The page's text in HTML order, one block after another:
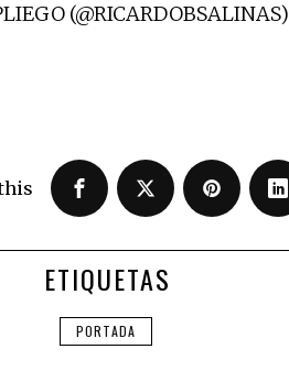
(@RICARDOBSALINAS)
ETIQUETAS
PORTADA